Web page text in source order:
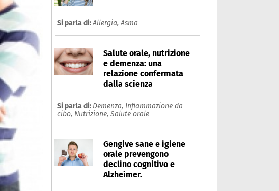
Si parla di:Allergia,Asma
Salute orale, nutrizione
e demenza: una
relazione confermata
dalla scienza
Si parla di: Demenza, Infiammazione da
cibo, Nutrizione, Salute orale
Gengive sane e igiene
orale prevengono
declino cognitivo e
Alzheimer.